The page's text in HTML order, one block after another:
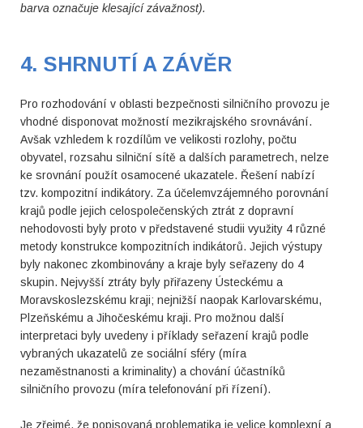
barva označuje klesající závažnost).
4. SHRNUTÍ A ZÁVĚR
Pro rozhodování v oblasti bezpečnosti silničního provozu je
vhodné disponovat možností mezikrajského srovnávání.
Avšak vzhledem k rozdílům ve velikosti rozlohy, počtu
obyvatel, rozsahu silniční sítě a dalších parametrech, nelze
ke srovnání použít osamocené ukazatele. Řešení nabízí
tzv. kompozitní indikátory. Za účelemvzájemného porovnání
krajů podle jejich celospolečenských ztrát z dopravní
nehodovosti byly proto v představené studii využity 4 různé
metody konstrukce kompozitních indikátorů. Jejich výstupy
byly nakonec zkombinovány a kraje byly seřazeny do 4
skupin. Nejvyšší ztráty byly přiřazeny Ústeckému a
Moravskoslezskému kraji; nejnižší naopak Karlovarskému,
Plzeňskému a Jihočeskému kraji. Pro možnou další
interpretaci byly uvedeny i příklady seřazení krajů podle
vybraných ukazatelů ze sociální sféry (míra
nezaměstnanosti a kriminality) a chování účastníků
silničního provozu (míra telefonování při řízení).
Je zřejmé, že popisovaná problematika je velice komplexní a